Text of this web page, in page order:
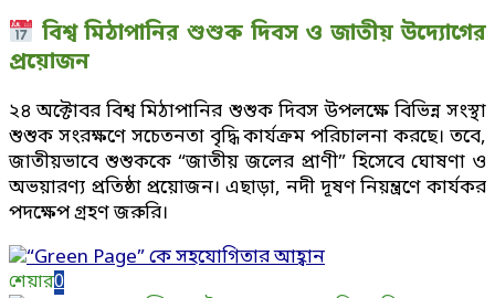
বিশ্ব মিঠাপানির শুশুক দিবস ও জাতীয় উদ্যোগের
প্রয়োজন
২৪ অক্টোবর বিশ্ব মিঠাপানির শুশুক দিবস উপলক্ষে বিভিন্ন সংস্থা
শুশুক সংরক্ষণে সচেতনতা বৃদ্ধি কার্যক্রম পরিচালনা করছে। তবে,
জাতীয়ভাবে শুশুককে “জাতীয় জলের প্রাণী” হিসেবে ঘোষণা ও
অভয়ারণ্য প্রতিষ্ঠা প্রয়োজন। এছাড়া, নদী দূষণ নিয়ন্ত্রণে কার্যকর
পদক্ষেপ গ্রহণ জরুরি।
শেয়ার0